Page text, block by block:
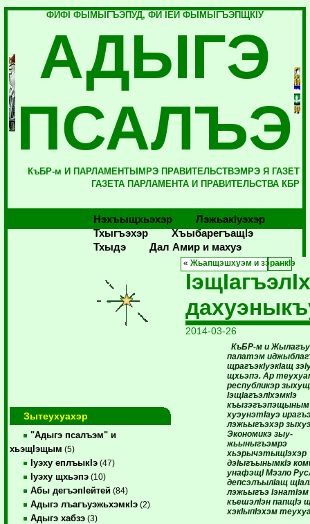
ФИФI ФЫМЫГЪЭПУД, ФИ IЕЙ ФЫМЫГЪЭПЩКIУ
АДЫГЭ
ПСАЛЪЭ
КъБР-м И ПАРЛАМЕНТЫМРЭ ПРАВИТЕЛЬСТВЭМРЭ Я ГАЗЕТ
ГАЗЕТА ПАРЛАМЕНТА И ПРАВИТЕЛЬСТВА КБР
Нэхъыщхьэхэр
Лэжьакlуэхэр
Тхыгъэхэр
Хъыбарегъащlэ
Тхыдэ
Дал Амир и махуэ
Зытеухуахэр
"Адыгэ псалъэм" и
хьэщIэщым (5)
Iуэху еплъыкIэ (47)
Iуэху щхьэпэ (10)
Абы дегъэпIейтей (84)
Адыгэ лъагъуэжьхэмкIэ (2)
Адыгэ хабзэ (3)
«Жьапщэшхуэм и зэранкIэ
2014-03-26
КъБР-м и
палатэм
щрагъэкIуэ­кIащ
щхьэпэ. Ар
республикэр
IэщIагъэлIхэмкIэ
къызэгъэпэщыным
хуэунэтIауэ
лэжьыгъэхэр
Экономикэ зыу­
жьыныгъэмрэ
хьэрычэтыщIэхэр
дэIыгъынымкIэ
унафэщI Мэзло
депсэлъылIащ
лэжьыгъэ IэнатIэм
къешэлIэн папщIэ
хэкIыпIэхэм